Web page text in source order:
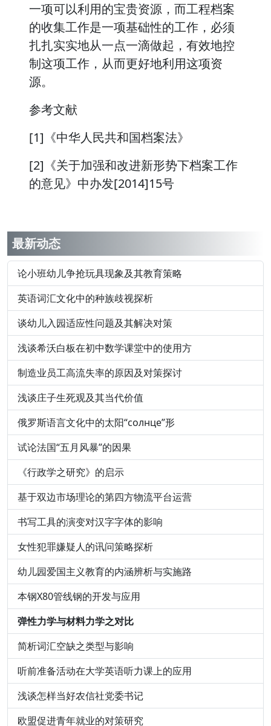
一项可以利用的宝贵资源，而工程档案
的收集工作是一项基础性的工作，必须
扎扎实实地从一点一滴做起，有效地控
制这项工作，从而更好地利用这项资
源。
参考文献
[1]《中华人民共和国档案法》
[2]《关于加强和改进新形势下档案工作
的意见》中办发[2014]15号
最新动态
论小班幼儿争抢玩具现象及其教育策略
英语词汇文化中的种族歧视探析
谈幼儿入园适应性问题及其解决对策
浅谈希沃白板在初中数学课堂中的使用方
制造业员工高流失率的原因及对策探讨
浅谈庄子生死观及其当代价值
俄罗斯语言文化中的太阳“солнце”形
试论法国“五月风暴”的因果
《行政学之研究》的启示
基于双边市场理论的第四方物流平台运营
书写工具的演变对汉字字体的影响
女性犯罪嫌疑人的讯问策略探析
幼儿园爱国主义教育的内涵辨析与实施路
本钢X80管线钢的开发与应用
弹性力学与材料力学之对比
简析词汇空缺之类型与影响
听前准备活动在大学英语听力课上的应用
浅谈怎样当好农信社党委书记
欧盟促进青年就业的对策研究